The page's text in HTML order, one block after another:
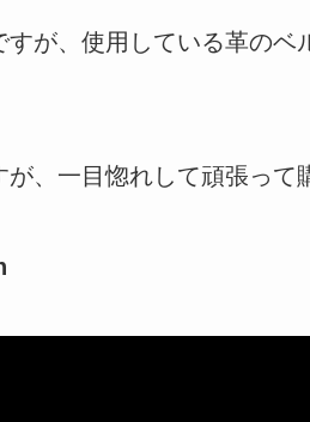
が、使用している革のベ
、一目惚れして頑張って